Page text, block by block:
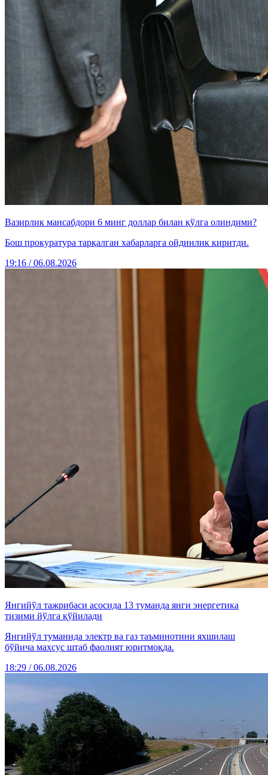
Вазирлик мансабдори 6 минг доллар билан қўлга олиндими?
Бош прокуратура тарқалган хабарларга ойдинлик киритди.
19:16 / 06.08.2026
Янгийўл тажрибаси асосида 13 туманда янги энергетика
тизими йўлга қўйилади
Янгийўл туманида электр ва газ таъминотини яхшилаш
бўйича махсус штаб фаолият юритмоқда.
18:29 / 06.08.2026